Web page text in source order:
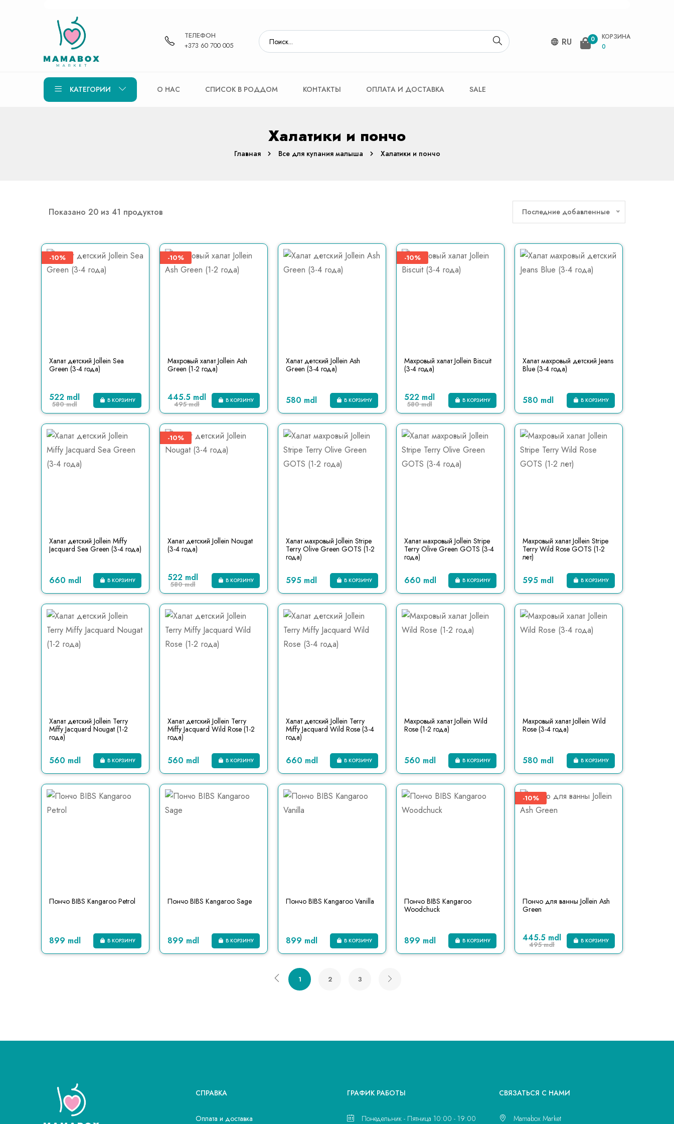
ТЕЛЕФОН
+373 60 700 005
RU 0
КОРЗИНА
0
КАТЕГОРИИ О НАС СПИСОК В РОДДОМ КОНТАКТЫ ОПЛАТА И ДОСТАВКА SALE
Халатики и пончо
Главная Все для купания малыша Халатики и пончо
Показано 20 из 41 продуктов Последние добавленные
-10%
Халат детский Jollein Sea
Green (3-4 года)
522 mdl
580 mdl В КОРЗИНУ
-10%
Махровый халат Jollein Ash
Green (1-2 года)
445.5 mdl
495 mdl В КОРЗИНУ
Халат детский Jollein Ash
Green (3-4 года)
580 mdl В КОРЗИНУ
-10%
Махровый халат Jollein Biscuit
(3-4 года)
522 mdl
580 mdl В КОРЗИНУ
Халат махровый детский Jeans
Blue (3-4 года)
580 mdl В КОРЗИНУ
Халат детский Jollein Miffy
Jacquard Sea Green (3-4 года)
660 mdl В КОРЗИНУ
-10%
Халат детский Jollein Nougat
(3-4 года)
522 mdl
580 mdl В КОРЗИНУ
Халат махровый Jollein Stripe
Terry Olive Green GOTS (1-2
года)
595 mdl В КОРЗИНУ
Халат махровый Jollein Stripe
Terry Olive Green GOTS (3-4
года)
660 mdl В КОРЗИНУ
Махровый халат Jollein Stripe
Terry Wild Rose GOTS (1-2
лет)
595 mdl В КОРЗИНУ
Халат детский Jollein Terry
Miffy Jacquard Nougat (1-2
года)
560 mdl В КОРЗИНУ
Халат детский Jollein Terry
Miffy Jacquard Wild Rose (1-2
года)
560 mdl В КОРЗИНУ
Халат детский Jollein Terry
Miffy Jacquard Wild Rose (3-4
года)
660 mdl В КОРЗИНУ
Махровый халат Jollein Wild
Rose (1-2 года)
560 mdl В КОРЗИНУ
Махровый халат Jollein Wild
Rose (3-4 года)
580 mdl В КОРЗИНУ
Пончо BIBS Kangaroo Petrol
899 mdl В КОРЗИНУ
Пончо BIBS Kangaroo Sage
899 mdl В КОРЗИНУ
Пончо BIBS Kangaroo Vanilla
899 mdl В КОРЗИНУ
Пончо BIBS Kangaroo
Woodchuck
899 mdl В КОРЗИНУ
-10%
Пончо для ванны Jollein Ash
Green
445.5 mdl
495 mdl В КОРЗИНУ
1 2 3
СПРАВКА
Оплата и доставка
ГРАФИК РАБОТЫ
Понедельник - Пятница 10:00 - 19:00
CВЯЗАТЬСЯ С НАМИ
Mamabox Market